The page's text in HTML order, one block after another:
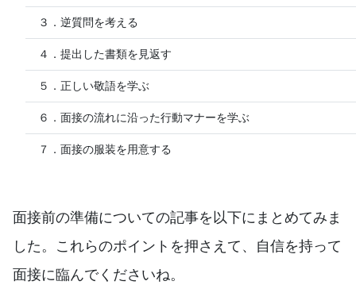
３．逆質問を考える
４．提出した書類を見返す
５．正しい敬語を学ぶ
６．面接の流れに沿った行動マナーを学ぶ
７．面接の服装を用意する
面接前の準備についての記事を以下にまとめてみま
した。これらのポイントを押さえて、自信を持って
面接に臨んでくださいね。